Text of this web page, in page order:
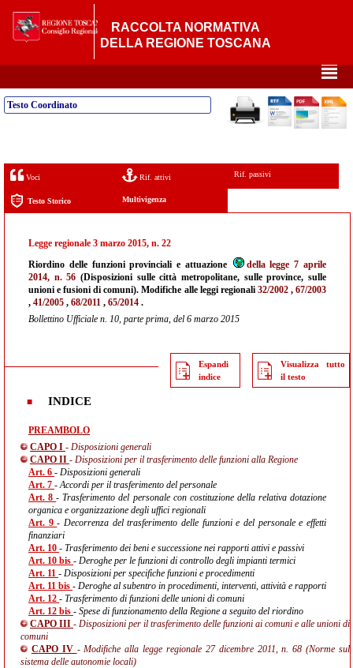
RACCOLTA NORMATIVA
DELLA REGIONE TOSCANA
²
Testo Coordinato
Voci Rif. attivi Rif. passivi
Testo Storico Multivigenza
Legge regionale 3 marzo 2015, n. 22
Riordino delle funzioni provinciali e attuazione
della legge 7 aprile
2014, n. 56 (Disposizioni sulle città metropolitane, sulle province, sulle
unioni e fusioni di comuni). Modifiche alle leggi regionali 32/2002,67/2003
, 41/2005 , 68/2011 , 65/2014 .
Bollettino Ufficiale n. 10, parte prima, del 6 marzo 2015
Espandi
indice
Visualizza tutto
il testo
INDICE
PREAMBOLO
CAPO I - Disposizioni generali
CAPO II - Disposizioni per il trasferimento delle funzioni alla Regione
Art. 6 - Disposizioni generali
Art. 7 - Accordi per il trasferimento del personale
Art. 8- Trasferimento del personale con costituzione della relativa dotazione
organica e organizzazione degli uffici regionali
Art. 9- Decorrenza del trasferimento delle funzioni e del personale e effetti
finanziari
Art. 10 - Trasferimento dei beni e successione nei rapporti attivi e passivi
Art. 10 bis - Deroghe per le funzioni di controllo degli impianti termici
Art. 11 - Disposizioni per specifiche funzioni e procedimenti
Art. 11 bis - Deroghe al subentro in procedimenti, interventi, attività e rapporti
Art. 12 - Trasferimento di funzioni delle unioni di comuni
Art. 12 bis - Spese di funzionamento della Regione a seguito del riordino
CAPO III - Disposizioni per il trasferimento delle funzioni ai comuni e alle unioni di
comuni
CAPO IV - Modifiche alla legge regionale 27 dicembre 2011, n. 68 (Norme sul
sistema delle autonomie locali)